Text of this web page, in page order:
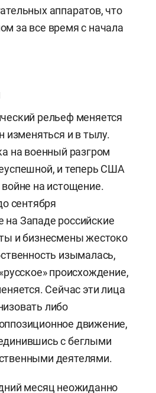
аппаратов, что
за все время с начала
рельеф меняется
изменяться и в тылу.
на военный разгром
и теперь США
на истощение.
сентября
на Западе российские
и бизнесмены жестоко
изымалась,
происхождение,
Сейчас эти лица
либо
движение,
с беглыми
деятелями.
месяц неожиданно